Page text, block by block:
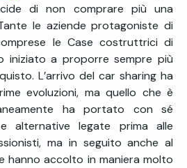
di non comprare più una
le aziende protagoniste di
le Case costruttrici di
iniziato a proporre sempre più
L’arrivo del car sharing ha
evoluzioni, ma quello che è
ha portato con sé
alternative legate prima alle
ma in seguito anche al
hanno accolto in maniera molto